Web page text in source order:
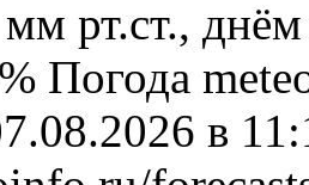
рт.ст.,
Погода
в